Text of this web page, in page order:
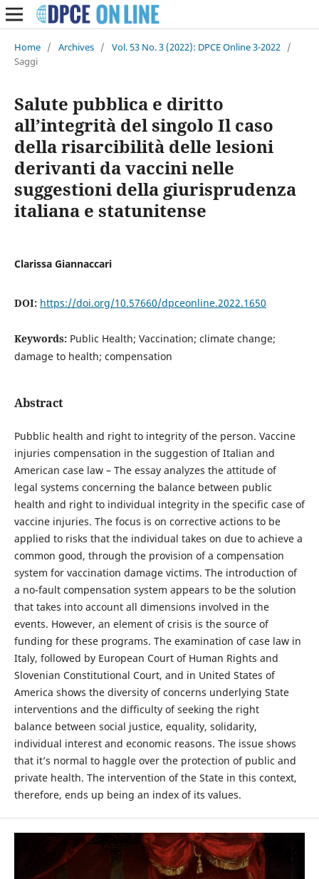
Home / Archives / Vol. 53 No. 3 (2022): DPCE Online 3-2022 /
Saggi
Salute pubblica e diritto
all’integrità del singolo Il caso
della risarcibilità delle lesioni
derivanti da vaccini nelle
suggestioni della giurisprudenza
italiana e statunitense
Clarissa Giannaccari
DOI: https://doi.org/10.57660/dpceonline.2022.1650
Keywords: Public Health; Vaccination; climate change;
damage to health; compensation
Abstract
Pubblic health and right to integrity of the person. Vaccine
injuries compensation in the suggestion of Italian and
American case law – The essay analyzes the attitude of
legal systems concerning the balance between public
health and right to individual integrity in the specific case of
vaccine injuries. The focus is on corrective actions to be
applied to risks that the individual takes on due to achieve a
common good, through the provision of a compensation
system for vaccination damage victims. The introduction of
a no-fault compensation system appears to be the solution
that takes into account all dimensions involved in the
events. However, an element of crisis is the source of
funding for these programs. The examination of case law in
Italy, followed by European Court of Human Rights and
Slovenian Constitutional Court, and in United States of
America shows the diversity of concerns underlying State
interventions and the difficulty of seeking the right
balance between social justice, equality, solidarity,
individual interest and economic reasons. The issue shows
that it’s normal to haggle over the protection of public and
private health. The intervention of the State in this context,
therefore, ends up being an index of its values.